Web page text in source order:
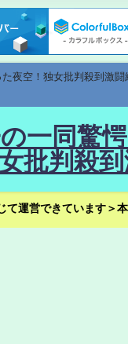
夜空！独女批判殺到激
一同驚
批判殺
運営できています＞